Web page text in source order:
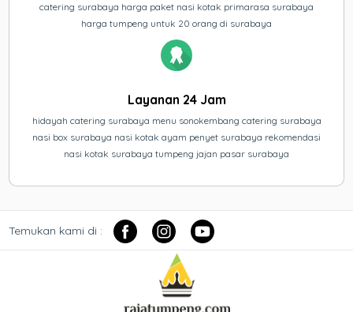
catering surabaya harga paket nasi kotak primarasa surabaya
harga tumpeng untuk 20 orang di surabaya
Layanan 24 Jam
hidayah catering surabaya menu sonokembang catering surabaya
nasi box surabaya nasi kotak ayam penyet surabaya rekomendasi
nasi kotak surabaya tumpeng jajan pasar surabaya
Temukan kami di :